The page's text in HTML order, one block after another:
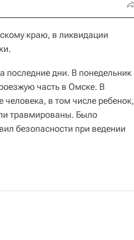
краю, в ликвидации
последние дни. В понедельник
часть в Омске. В
в том числе ребенок,
травмированы. Было
безопасности при ведении